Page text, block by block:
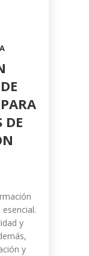
DE
y
y